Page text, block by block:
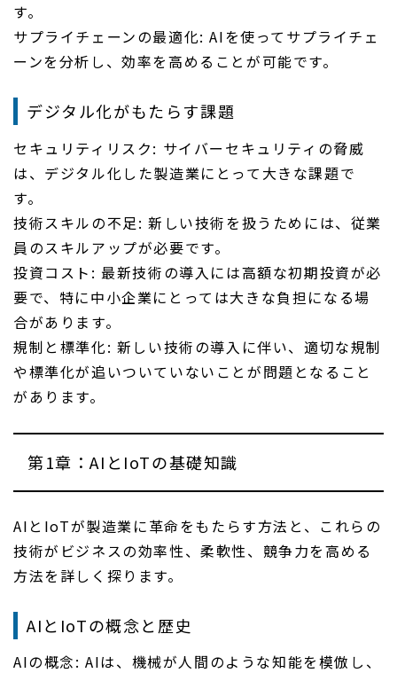
す。
サプライチェーンの最適化: AIを使ってサプライチェ
ーンを分析し、効率を高めることが可能です。
デジタル化がもたらす課題
セキュリティリスク: サイバーセキュリティの脅威
は、デジタル化した製造業にとって大きな課題で
す。
技術スキルの不足: 新しい技術を扱うためには、従業
員のスキルアップが必要です。
投資コスト: 最新技術の導入には高額な初期投資が必
要で、特に中小企業にとっては大きな負担になる場
合があります。
規制と標準化: 新しい技術の導入に伴い、適切な規制
や標準化が追いついていないことが問題となること
があります。
第1章：AIとIoTの基礎知識
AIとIoTが製造業に革命をもたらす方法と、これらの
技術がビジネスの効率性、柔軟性、競争力を高める
方法を詳しく探ります。
AIとIoTの概念と歴史
AIの概念: AIは、機械が人間のような知能を模倣し、